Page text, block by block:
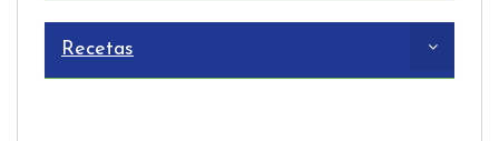
Recetas